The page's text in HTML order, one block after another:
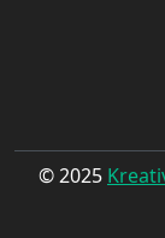
© 2025